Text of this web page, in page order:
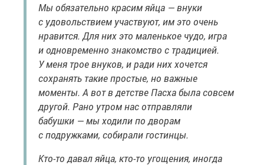
Мы обязательно красим яйца — внуки
с удовольствием участвуют, им это очень
нравится. Для них это маленькое чудо, игра
и одновременно знакомство с традицией.
У меня трое внуков, и ради них хочется
сохранять такие простые, но важные
моменты. А вот в детстве Пасха была совсем
другой. Рано утром нас отправляли
бабушки — мы ходили по дворам
с подружками, собирали гостинцы.
Кто-то давал яйца, кто-то угощения, иногда